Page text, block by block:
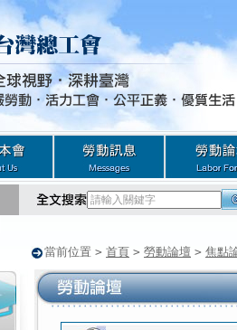
當前位置 > 首頁 > 勞動論壇 > 焦點